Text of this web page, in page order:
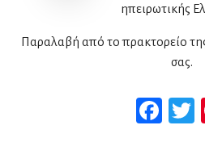
ηπειρωτικής
Παραλαβή από το πρακτορείο
σας.